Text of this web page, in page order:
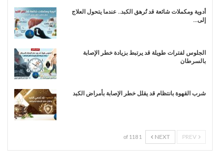
أدوية ومكملات شائعة قد تُرهق الكبد.. عندما يتحول العلاج
إلى…
الجلوس لفترات طويلة قد يرتبط بزيادة خطر الإصابة
بالسرطان
شرب القهوة بانتظام قد يقلل خطر الإصابة بأمراض الكبد
NEXT
1 of 118